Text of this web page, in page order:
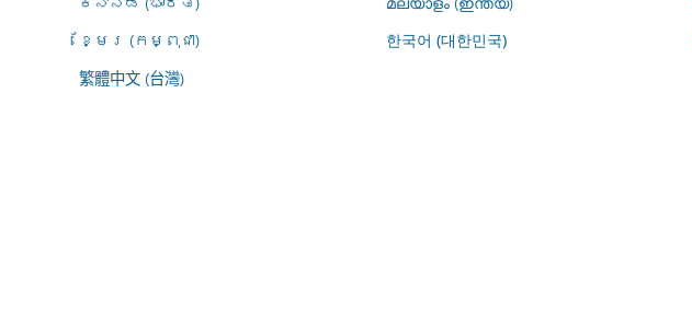
ខ្មែរ (កម្ពុជា)
한국어 (대한민국)
繁體中文 (台灣)